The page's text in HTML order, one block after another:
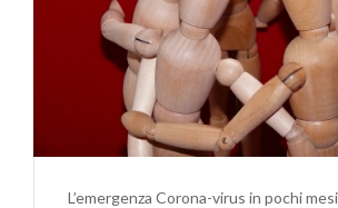
L’emergenza Corona-virus in pochi